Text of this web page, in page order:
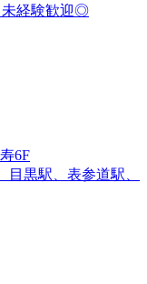
未経験歓迎◎
6F
黒駅、表参道駅、